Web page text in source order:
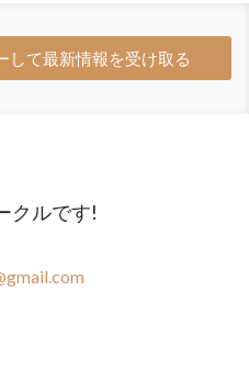
して最新情報を受け取る
クルです!